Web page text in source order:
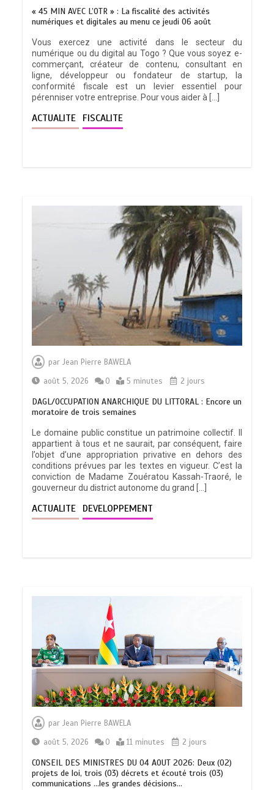
« 45 MIN AVEC L’OTR » : La fiscalité des activités
numériques et digitales au menu ce jeudi 06 août
Vous exercez une activité dans le secteur du
numérique ou du digital au Togo ? Que vous soyez e-
commerçant, créateur de contenu, consultant en
ligne, développeur ou fondateur de startup, la
conformité fiscale est un levier essentiel pour
pérenniser votre entreprise. Pour vous aider à […]
ACTUALITE FISCALITE
parJean Pierre BAWELA
août 5, 2026
0 5 minutes 2 jours
DAGL/OCCUPATION ANARCHIQUE DU LITTORAL : Encore un
moratoire de trois semaines
Le domaine public constitue un patrimoine collectif. Il
appartient à tous et ne saurait, par conséquent, faire
l’objet d’une appropriation privative en dehors des
conditions prévues par les textes en vigueur. C’est la
conviction de Madame Zouératou Kassah-Traoré, le
gouverneur du district autonome du grand […]
ACTUALITE DEVELOPPEMENT
parJean Pierre BAWELA
août 5, 2026
0 11 minutes 2 jours
CONSEIL DES MINISTRES DU 04 AOUT 2026: Deux (02)
projets de loi, trois (03) décrets et écouté trois (03)
communications …les grandes décisions…